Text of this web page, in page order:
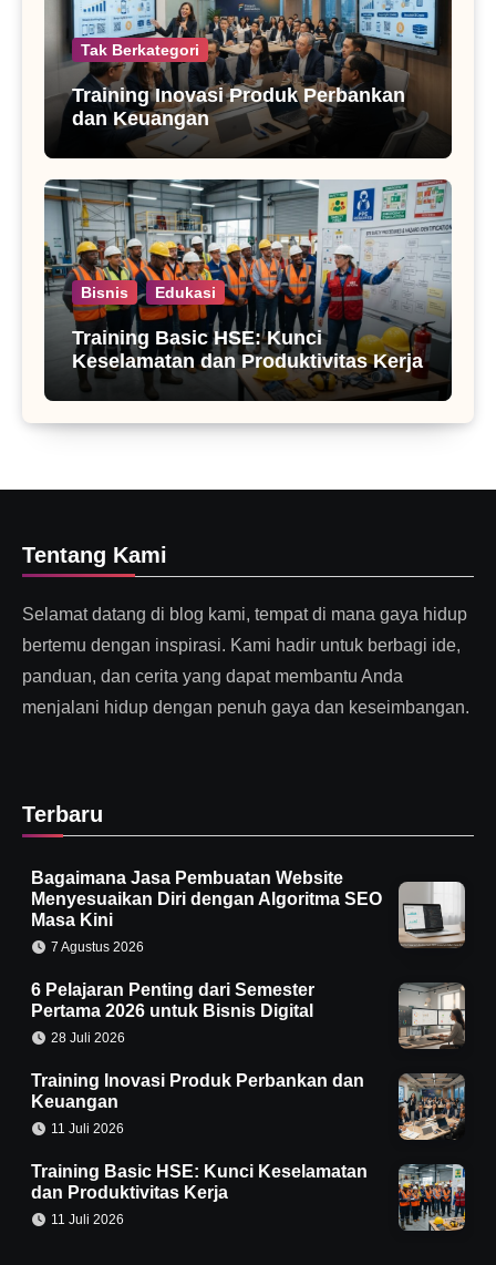
Tak Berkategori
Training Inovasi Produk Perbankan
dan Keuangan
Bisnis Edukasi
Training Basic HSE: Kunci
Keselamatan dan Produktivitas Kerja
Tentang Kami
Selamat datang di blog kami, tempat di mana gaya hidup
bertemu dengan inspirasi. Kami hadir untuk berbagi ide,
panduan, dan cerita yang dapat membantu Anda
menjalani hidup dengan penuh gaya dan keseimbangan.
Terbaru
Bagaimana Jasa Pembuatan Website
Menyesuaikan Diri dengan Algoritma SEO
Masa Kini
7 Agustus 2026
6 Pelajaran Penting dari Semester
Pertama 2026 untuk Bisnis Digital
28 Juli 2026
Training Inovasi Produk Perbankan dan
Keuangan
11 Juli 2026
Training Basic HSE: Kunci Keselamatan
dan Produktivitas Kerja
11 Juli 2026